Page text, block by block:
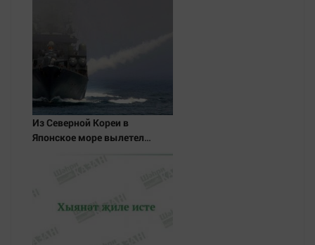
Из Северной Кореи в
Японское море вылетел